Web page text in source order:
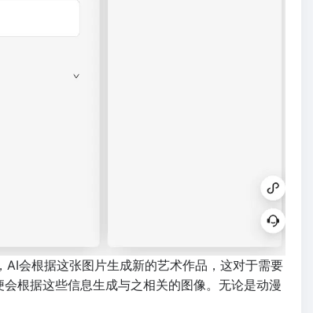
AI会根据这张图片生成新的艺术作品，这对于需要
根据这些信息生成与之相关的图像。无论是动漫